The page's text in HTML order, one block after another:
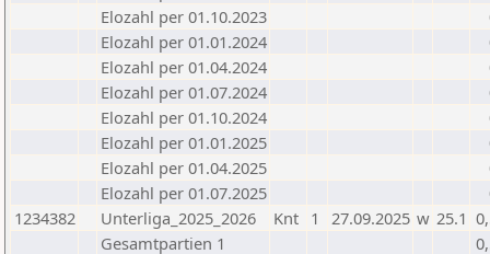
Elozahl per 01.10.2023
Elozahl per 01.01.2024
Elozahl per 01.04.2024
Elozahl per 01.07.2024
Elozahl per 01.10.2024
Elozahl per 01.01.2025
Elozahl per 01.04.2025
Elozahl per 01.07.2025
1234382
Unterliga_2025_2026 Knt 1 27.09.2025 w 25.1
Gesamtpartien 1